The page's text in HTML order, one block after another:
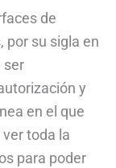
de
por su sigla en
ser
y
en el que
toda la
para poder